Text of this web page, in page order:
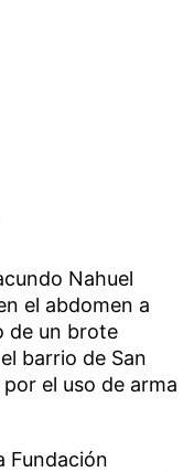
Nahuel
el abdomen a
de un brote
barrio de San
el uso de arma
Fundación